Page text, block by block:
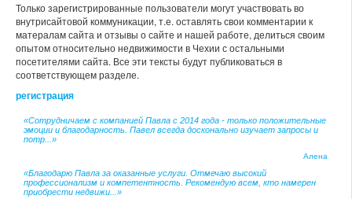
Только зарегистрированные пользователи могут участвовать во
внутрисайтовой коммуникации, т.е. оставлять свои комментарии к
матералам сайта и отзывы о сайте и нашей работе, делиться своим
опытом относительно недвижимости в Чехии с остальными
посетителями сайта. Все эти тексты будут публиковаться в
соответствующем разделе.
регистрация
«Сотрудничаем с компанией Павла с 2014 года - только положительные
эмоции и благодарность. Павел всегда досконально изучает запросы и
потр...»
Алена
«Благодарю Павла за оказанные услуги. Отмечаю высокий
профессионализм и компетентность. Рекомендую всем, кто намерен
приобрести недвижи...»